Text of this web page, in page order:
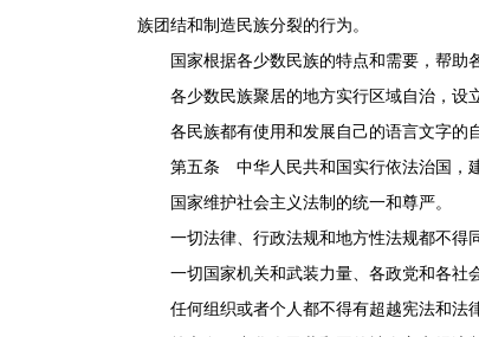
族团结和制造民族分裂的行为。
国家根据各少数民族的特点和需要，帮助各
各少数民族聚居的地方实行区域自治，设立
各民族都有使用和发展自己的语言文字的自
第五条 中华人民共和国实行依法治国，建
国家维护社会主义法制的统一和尊严。
一切法律、行政法规和地方性法规都不得同
一切国家机关和武装力量、各政党和各社会
任何组织或者个人都不得有超越宪法和法律